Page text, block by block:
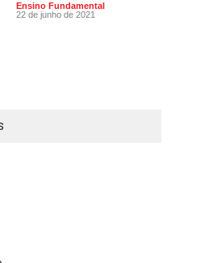
Ensino Fundamental
22 de junho de 2021